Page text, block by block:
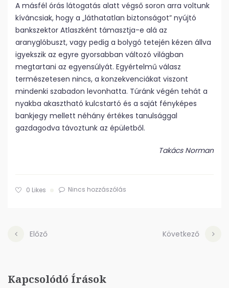
A másfél órás látogatás alatt végső soron arra voltunk
kíváncsiak, hogy a „láthatatlan biztonságot” nyújtó
bankszektor Atlaszként támasztja-e alá az
aranyglóbuszt, vagy pedig a bolygó tetején kézen állva
igyekszik az egyre gyorsabban változó világban
megtartani az egyensúlyát. Egyértelmű válasz
természetesen nincs, a konzekvenciákat viszont
mindenki szabadon levonhatta. Túránk végén tehát a
nyakba akasztható kulcstartó és a saját fényképes
bankjegy mellett néhány értékes tanulsággal
gazdagodva távoztunk az épületből.
Takács Norman
0 Likes Nincs hozzászólás
Előző Következő
Kapcsolódó Írások